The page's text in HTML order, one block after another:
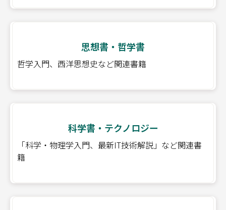
思想書・哲学書
哲学入門、西洋思想史など関連書籍
科学書・テクノロジー
「科学・物理学入門、最新IT技術解説」など関連書
籍